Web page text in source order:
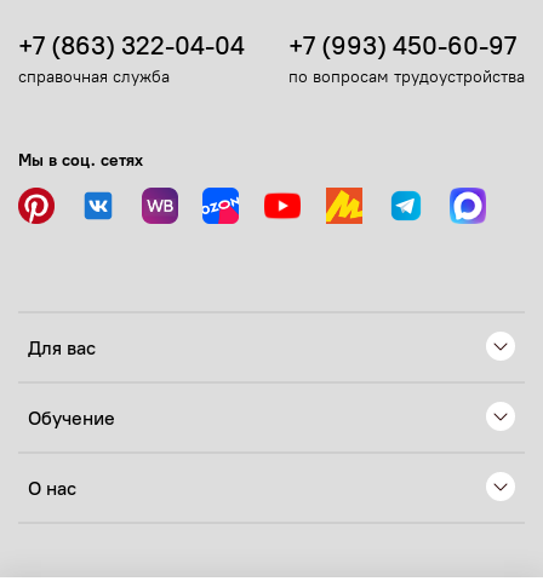
Для вас
Обучение
О нас
+7 (863) 322-04-04
справочная служба
+7 (993) 450-60-97
по вопросам трудоустройства
Мы в соц. сетях